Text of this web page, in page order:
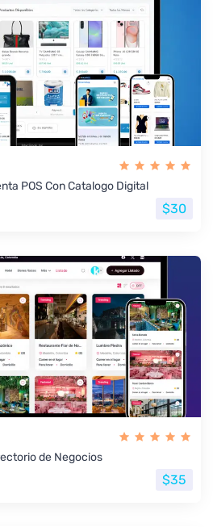
POS Con Catalogo Digital
$30
de Negocios
$35